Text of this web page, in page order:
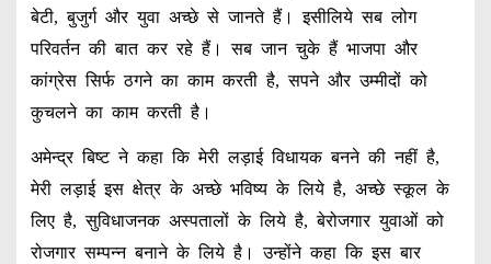
बेटी, बुजुर्ग और युवा अच्छे से जानते हैं। इसीलिये सब लोग
परिवर्तन की बात कर रहे हैं। सब जान चुके हैं भाजपा और
कांग्रेस सिर्फ ठगने का काम करती है, सपने और उम्मीदों को
कुचलने का काम करती है।
अमेन्द्र बिष्ट ने कहा कि मेरी लड़ाई विधायक बनने की नहीं है,
मेरी लड़ाई इस क्षेत्र के अच्छे भविष्य के लिये है, अच्छे स्कूल के
लिए है, सुविधाजनक अस्पतालों के लिये है, बेरोजगार युवाओं को
रोजगार सम्पन्न बनाने के लिये है। उन्होंने कहा कि इस बार